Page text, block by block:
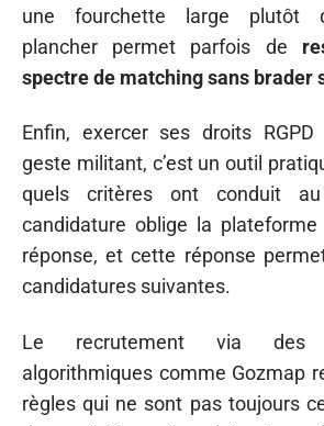
une fourchette large plutôt
plancher permet parfois de
spectre de matching sans brader
Enfin, exercer ses droits RGPD
geste militant, c’est un outil
quels critères ont conduit
candidature oblige la
réponse, et cette réponse
candidatures suivantes.
Le recrutement via des
algorithmiques comme Gozmap
règles qui ne sont pas toujours